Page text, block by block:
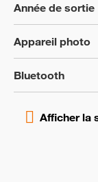
Année de sortie
Appareil photo
Bluetooth